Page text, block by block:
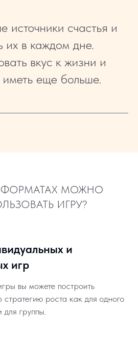
источники счастья и
их в каждом дне.
вкус к жизни и
иметь еще больше.
ФОРМАТАХ МОЖНО
ИГРУ?
и
игр
вы можете построить
стратегию роста как для одного
для группы.